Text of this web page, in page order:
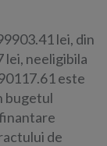
lei, din
lei, neeligibila
este
bugetul
de